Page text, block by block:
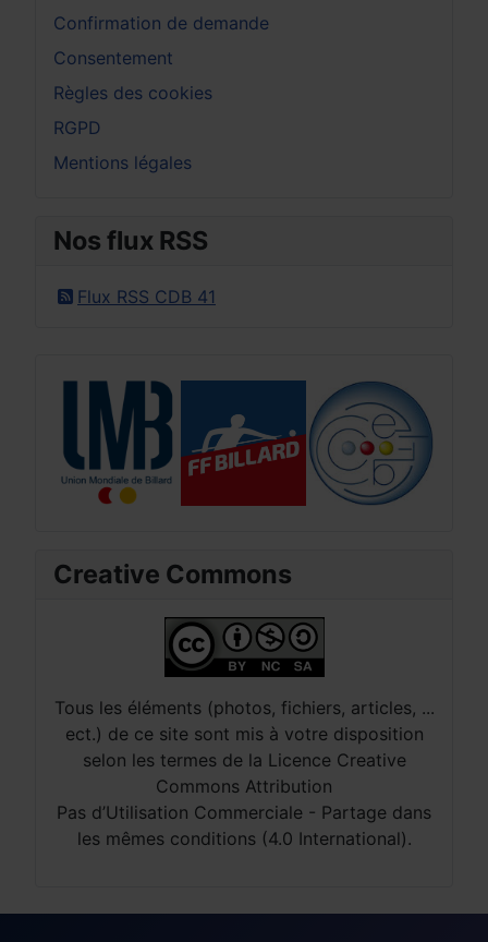
Confirmation de demande
Consentement
Règles des cookies
RGPD
Mentions légales
Nos flux RSS
Flux RSS CDB 41
Creative Commons
Tous les éléments (photos, fichiers, articles, ...
ect.) de ce site sont mis à votre disposition
selon les termes de la Licence Creative
Commons Attribution
Pas d’Utilisation Commerciale - Partage dans
les mêmes conditions (4.0 International).